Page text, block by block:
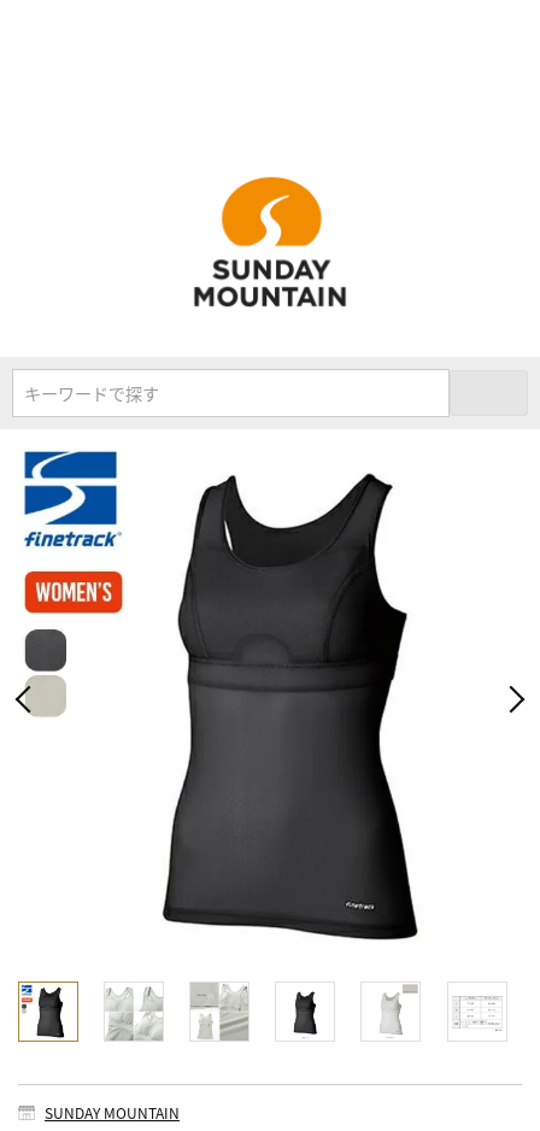
キーワードで探す
SUNDAY MOUNTAIN